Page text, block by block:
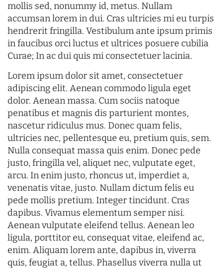
mollis sed, nonummy id, metus. Nullam
accumsan lorem in dui. Cras ultricies mi eu turpis
hendrerit fringilla. Vestibulum ante ipsum primis
in faucibus orci luctus et ultrices posuere cubilia
Curae; In ac dui quis mi consectetuer lacinia.
Lorem ipsum dolor sit amet, consectetuer
adipiscing elit. Aenean commodo ligula eget
dolor. Aenean massa. Cum sociis natoque
penatibus et magnis dis parturient montes,
nascetur ridiculus mus. Donec quam felis,
ultricies nec, pellentesque eu, pretium quis, sem.
Nulla consequat massa quis enim. Donec pede
justo, fringilla vel, aliquet nec, vulputate eget,
arcu. In enim justo, rhoncus ut, imperdiet a,
venenatis vitae, justo. Nullam dictum felis eu
pede mollis pretium. Integer tincidunt. Cras
dapibus. Vivamus elementum semper nisi.
Aenean vulputate eleifend tellus. Aenean leo
ligula, porttitor eu, consequat vitae, eleifend ac,
enim. Aliquam lorem ante, dapibus in, viverra
quis, feugiat a, tellus. Phasellus viverra nulla ut